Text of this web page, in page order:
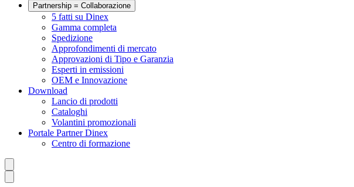
Partnership = Collaborazione
5 fatti su Dinex
Gamma completa
Spedizione
Approfondimenti di mercato
Approvazioni di Tipo e Garanzia
Esperti in emissioni
OEM e Innovazione
Download
Lancio di prodotti
Cataloghi
Volantini promozionali
Portale Partner Dinex
Centro di formazione